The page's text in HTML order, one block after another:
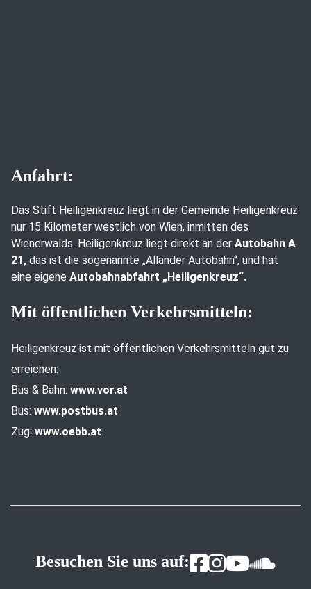
Anfahrt:
Das Stift Heiligenkreuz liegt in der Gemeinde Heiligenkreuz
nur 15 Kilometer westlich von Wien, inmitten des
Wienerwalds. Heiligenkreuz liegt direkt an der Autobahn A
21, das ist die sogenannte „Allander Autobahn“, und hat
eine eigene Autobahnabfahrt „Heiligenkreuz“.
Mit öffentlichen Verkehrsmitteln:
Heiligenkreuz ist mit öffentlichen Verkehrsmitteln gut zu
erreichen:
Bus & Bahn: www.vor.at
Bus: www.postbus.at
Zug: www.oebb.at
Besuchen Sie uns auf: